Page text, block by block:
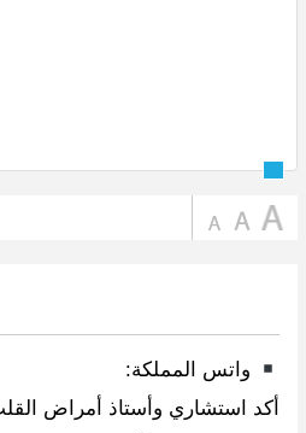
واتس المملكة:
أكد استشاري وأستاذ أمراض القلب